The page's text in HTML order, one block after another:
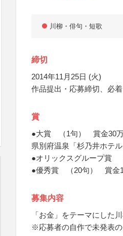
川柳・俳句・短歌
締切
2014年11月25日 (火)
作品提出・応募締切、必着
賞
●大賞 （1句） 賞金30万
県別府温泉「杉乃井ホテ
●オリックスグループ賞
●優秀賞 （20句） 賞金
募集内容
「お金」をテーマにした
※応募者の自作で未発表